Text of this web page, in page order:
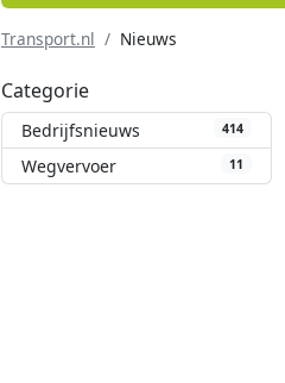
Transport.nl Nieuws
Categorie
Bedrijfsnieuws 414
Wegvervoer 11